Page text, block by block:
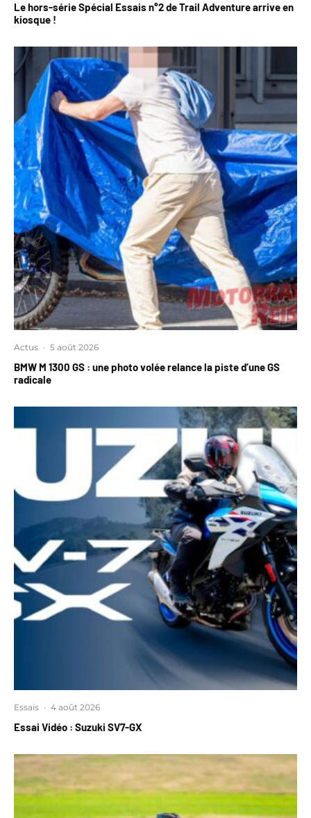
Le hors-série Spécial Essais n°2 de Trail Adventure arrive en
kiosque !
Actus · 5 août 2026
BMW M 1300 GS : une photo volée relance la piste d’une GS
radicale
Essais · 4 août 2026
Essai Vidéo : Suzuki SV7-GX